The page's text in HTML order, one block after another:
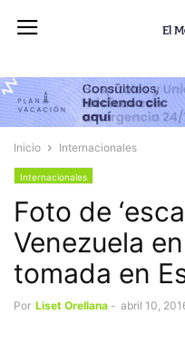
Inicio Internacionales
Internacionales
Foto de
Venezuela
tomada en
Por Liset Orellana - abril 10,